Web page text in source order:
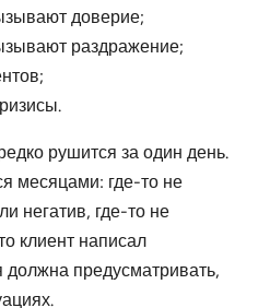
доверие;
раздражение;
рушится за один день.
месяцами: где-то не
негатив, где-то не
клиент написал
должна предусматривать,